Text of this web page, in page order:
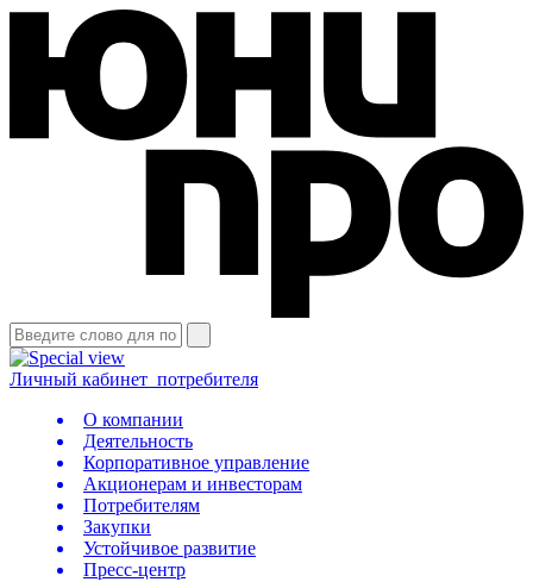
Личный кабинет потребителя
О компании
Деятельность
Корпоративное управление
Акционерам и инвесторам
Потребителям
Закупки
Устойчивое развитие
Пресс-центр